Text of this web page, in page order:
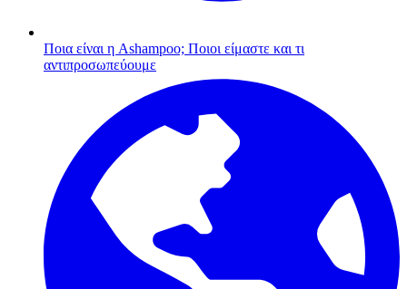
Ποια είναι η Ashampoo; Ποιοι είμαστε και τι
αντιπροσωπεύουμε